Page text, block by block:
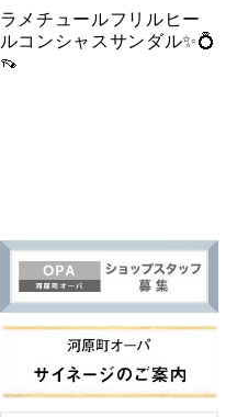
ラメチュールフリルヒー
ルコンシャスサンダル✨💍
👡